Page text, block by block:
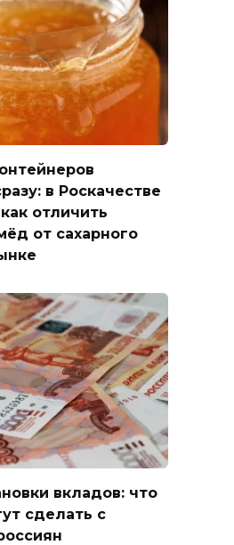
в Роскачестве
отличить
от сахарного
вкладов: что
сделать с